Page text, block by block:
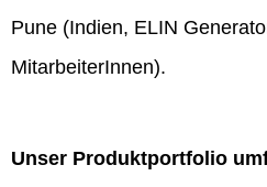
Pune (Indien, ELIN
MitarbeiterInnen).
Unser Produktportfolio